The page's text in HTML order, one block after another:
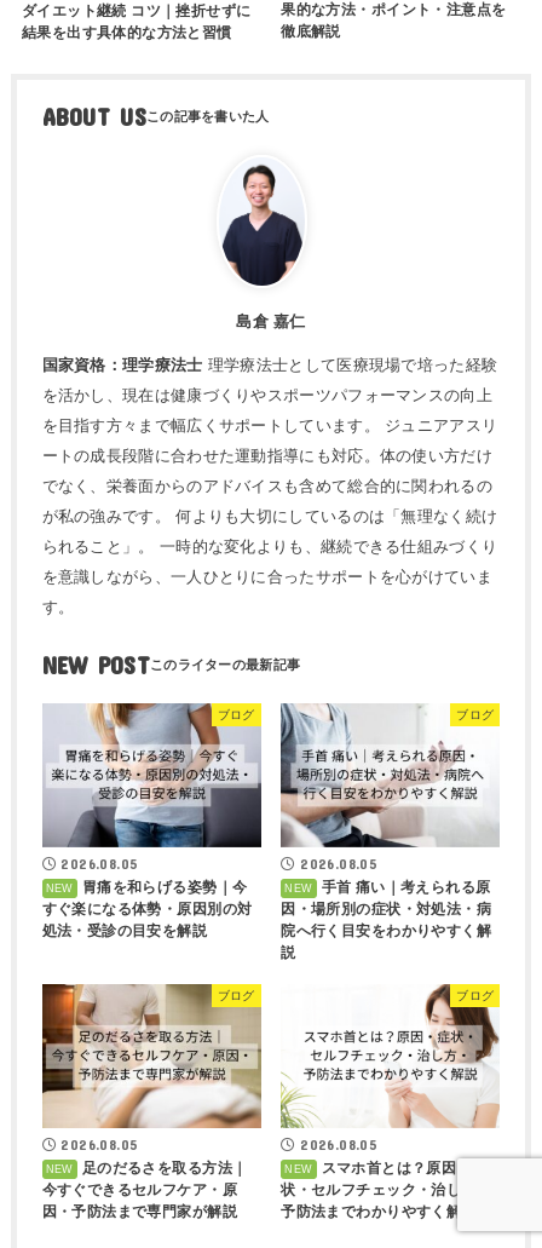
ダイエット継続 コツ｜挫折せずに
結果を出す具体的な方法と習慣
果的な方法・ポイント・注意点を
徹底解説
ABOUT US
島倉 嘉仁
国家資格：理学療法士 理学療法士として医療現場で培った経験
を活かし、現在は健康づくりやスポーツパフォーマンスの向上
を目指す方々まで幅広くサポートしています。 ジュニアアスリ
ートの成長段階に合わせた運動指導にも対応。体の使い方だけ
でなく、栄養面からのアドバイスも含めて総合的に関われるの
が私の強みです。 何よりも大切にしているのは「無理なく続け
られること」。 一時的な変化よりも、継続できる仕組みづくり
を意識しながら、一人ひとりに合ったサポートを心がけていま
す。
NEW POST
ブログ
2026.08.05
胃痛を和らげる姿勢｜今
すぐ楽になる体勢・原因別の対
処法・受診の目安を解説
ブログ
2026.08.05
手首 痛い｜考えられる原
因・場所別の症状・対処法・病
院へ行く目安をわかりやすく解
説
ブログ
2026.08.05
足のだるさを取る方法｜
今すぐできるセルフケア・原
因・予防法まで専門家が解説
ブログ
2026.08.05
スマホ首とは？原因・症
状・セルフチェック・治し方・
予防法までわかりやすく解説